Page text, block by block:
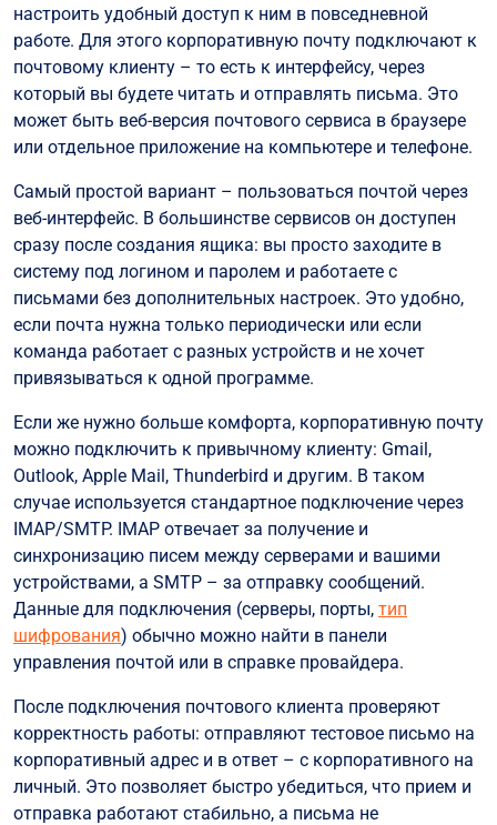
настроить удобный доступ к ним в повседневной
работе. Для этого корпоративную почту подключают к
почтовому клиенту – то есть к интерфейсу, через
который вы будете читать и отправлять письма. Это
может быть веб-версия почтового сервиса в браузере
или отдельное приложение на компьютере и телефоне.
Самый простой вариант – пользоваться почтой через
веб-интерфейс. В большинстве сервисов он доступен
сразу после создания ящика: вы просто заходите в
систему под логином и паролем и работаете с
письмами без дополнительных настроек. Это удобно,
если почта нужна только периодически или если
команда работает с разных устройств и не хочет
привязываться к одной программе.
Если же нужно больше комфорта, корпоративную почту
можно подключить к привычному клиенту: Gmail,
Outlook, Apple Mail, Thunderbird и другим. В таком
случае используется стандартное подключение через
IMAP/SMTP. IMAP отвечает за получение и
синхронизацию писем между серверами и вашими
устройствами, а SMTP – за отправку сообщений.
Данные для подключения (серверы, порты, тип
шифрования) обычно можно найти в панели
управления почтой или в справке провайдера.
После подключения почтового клиента проверяют
корректность работы: отправляют тестовое письмо на
корпоративный адрес и в ответ – с корпоративного на
личный. Это позволяет быстро убедиться, что прием и
отправка работают стабильно, а письма не